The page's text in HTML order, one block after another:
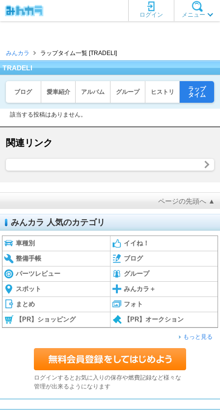
メニュー
ログイン
みんカラ ラップタイム一覧 [TRADELI]
TRADELI
ブログ 愛車紹介 アルバム グループ ヒストリ
ラップ
タイム
該当する投稿はありません。
関連リンク
ページの先頭へ ▲
みんカラ 人気のカテゴリ
車種別 イイね！
整備手帳 ブログ
パーツレビュー グループ
スポット みんカラ＋
まとめ フォト
【PR】ショッピング 【PR】オークション
もっと見る
ログインするとお気に入りの保存や燃費記録など様々な
管理が出来るようになります